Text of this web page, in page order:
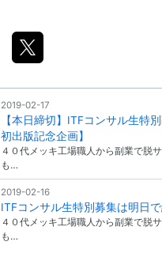
2019-02-17
【本日締切】ITFコンサル生特
初出版記念企画】
４０代メッキ工場職人から副業で脱
も…
2019-02-16
ITFコンサル生特別募集は明日で
４０代メッキ工場職人から副業で脱
も…